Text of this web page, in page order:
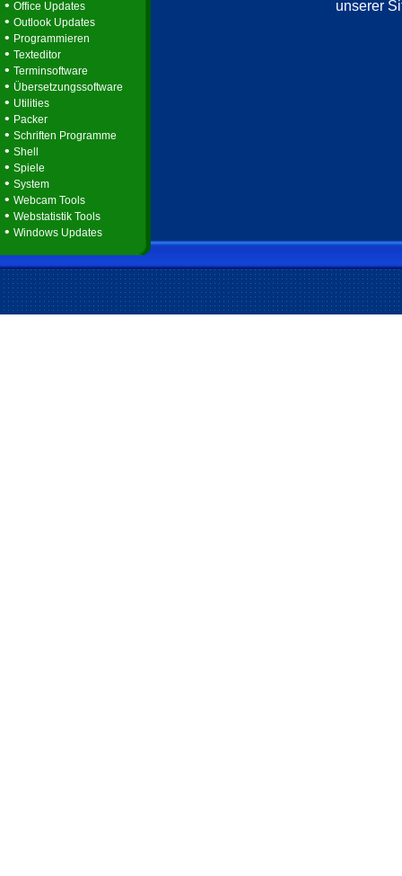
• Office Updates
• Outlook Updates
• Programmieren
• Texteditor
• Terminsoftware
• Übersetzungssoftware
• Utilities
• Packer
• Schriften Programme
• Shell
• Spiele
• System
• Webcam Tools
• Webstatistik Tools
• Windows Updates
unserer